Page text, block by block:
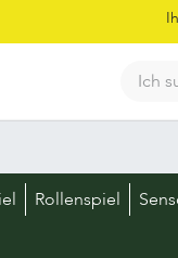
Rollenspiel